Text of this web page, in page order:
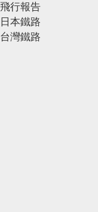
飛行報告
日本鐵路
台灣鐵路